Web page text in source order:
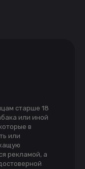
старше 18
или иной
в
или
рекламой, а